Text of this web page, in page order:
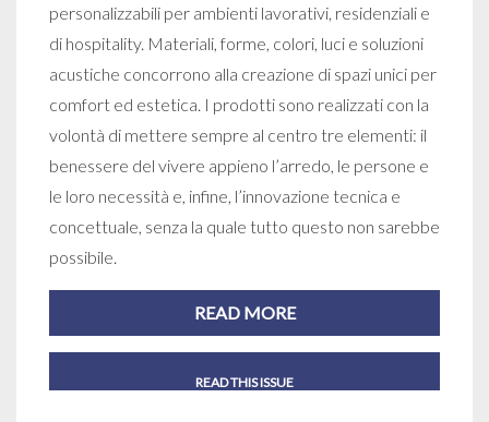
personalizzabili per ambienti lavorativi, residenziali e
di hospitality. Materiali, forme, colori, luci e soluzioni
acustiche concorrono alla creazione di spazi unici per
comfort ed estetica. I prodotti sono realizzati con la
volontà di mettere sempre al centro tre elementi: il
benessere del vivere appieno l’arredo, le persone e
le loro necessità e, infine, l’innovazione tecnica e
concettuale, senza la quale tutto questo non sarebbe
possibile.
READ MORE
READ THIS ISSUE